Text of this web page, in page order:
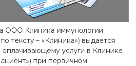
ООО Клиника иммунологии
тексту – «Клиника») выдается
услуги в Клинике
при первичном